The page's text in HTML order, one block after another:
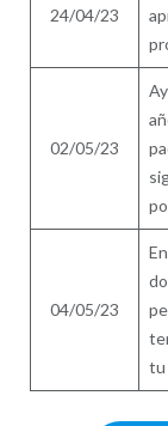
24/04/23
02/05/23
04/05/23
tu